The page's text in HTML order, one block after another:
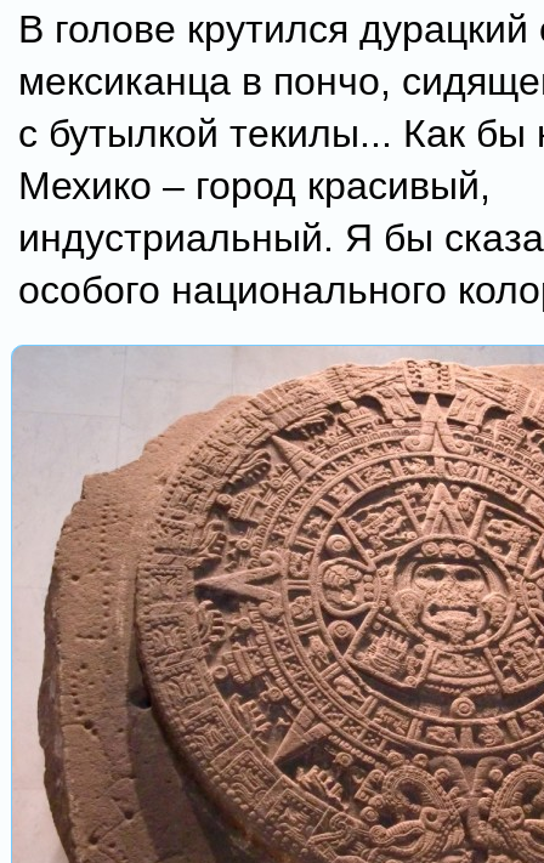
В голове крутился дурацкий
мексиканца в пончо,
с бутылкой текилы... Как бы
Мехико – город красивый,
индустриальный. Я бы
особого национального